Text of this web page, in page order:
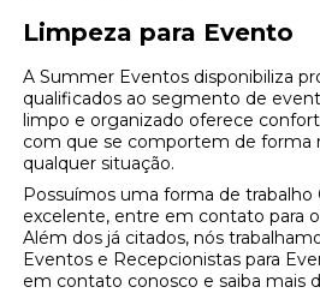
Limpeza para Evento
A Summer Eventos disponibiliza
qualificados ao segmento de
limpo e organizado oferece
com que se comportem de forma
qualquer situação.
Possuímos uma forma de trabalho
excelente, entre em contato para
Além dos já citados, nós
Eventos e Recepcionistas para
em contato conosco e saiba mais